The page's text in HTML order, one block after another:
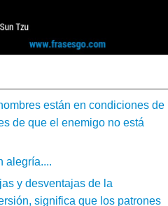
están en condiciones de
de que el enemigo no está
alegría....
y desventajas de la
significa que los patrones